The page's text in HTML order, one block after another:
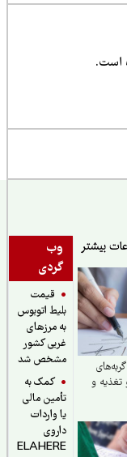
وب
گردی
قیمت
بلیط اتوبوس
به مرزهای
غربی کشور
مشخص شد
کمک به
تأمین مالی
یا واردات
داروی
ELAHERE
و